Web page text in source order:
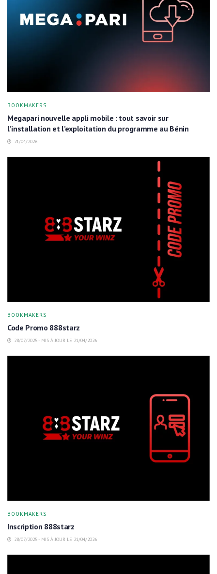
BOOKMAKERS
Megapari nouvelle appli mobile : tout savoir sur
l’installation et l’exploitation du programme au Bénin
21/04/2026
BOOKMAKERS
Code Promo 888starz
28/07/2025 - MIS À JOUR LE 21/04/2026
BOOKMAKERS
Inscription 888starz
28/07/2025 - MIS À JOUR LE 21/04/2026